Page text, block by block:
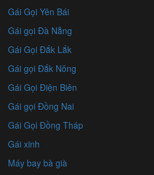
Gái Gọi Yên Bái
Gái gọi Đà Nẵng
Gái Gọi Đắk Lắk
Gái gọi Đắk Nông
Gái Gọi Điện Biên
Gái gọi Đồng Nai
Gái Gọi Đồng Tháp
Gái xinh
Máy bay bà già